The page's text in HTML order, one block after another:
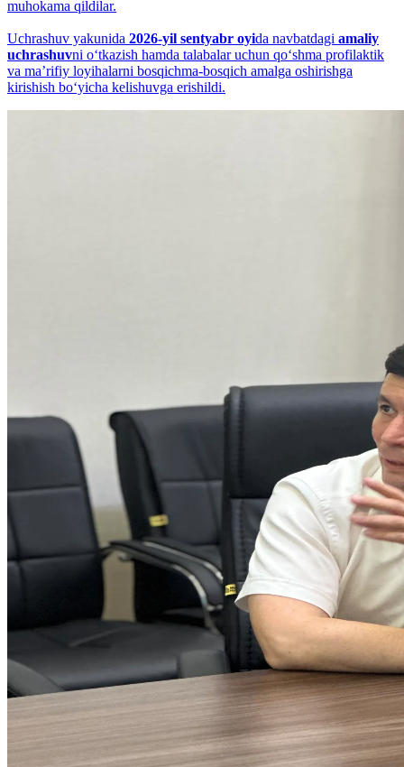
muhokama qildilar.
Uchrashuv yakunida 2026-yil sentyabr oyida navbatdagi amaliy
uchrashuvni o‘tkazish hamda talabalar uchun qo‘shma profilaktik
va maʼrifiy loyihalarni bosqichma-bosqich amalga oshirishga
kirishish bo‘yicha kelishuvga erishildi.